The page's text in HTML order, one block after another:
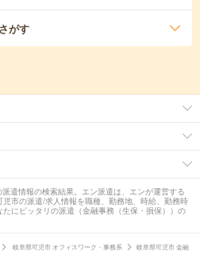
がす
遣情報の検索結果。エン派遣は、エンが運営する
市の派遣/求人情報を職種、勤務地、時給、勤務時
にピッタリの派遣（金融事務（生保・損保））の
岐阜県可児市 オフィスワーク・事務系
岐阜県可児市 金融